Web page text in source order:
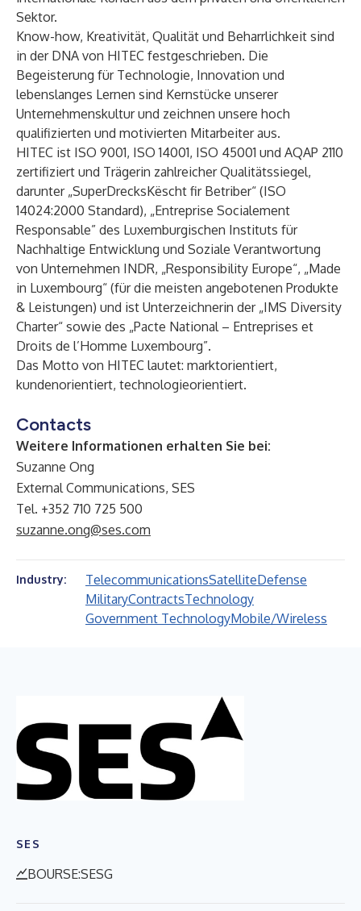
Sektor.
Know-how, Kreativität, Qualität und Beharrlichkeit sind
in der DNA von HITEC festgeschrieben. Die
Begeisterung für Technologie, Innovation und
lebenslanges Lernen sind Kernstücke unserer
Unternehmenskultur und zeichnen unsere hoch
qualifizierten und motivierten Mitarbeiter aus.
HITEC ist ISO 9001, ISO 14001, ISO 45001 und AQAP 2110
zertifiziert und Trägerin zahlreicher Qualitätssiegel,
darunter „SuperDrecksKëscht fir Betriber“ (ISO
14024:2000 Standard), „Entreprise Socialement
Responsable” des Luxemburgischen Instituts für
Nachhaltige Entwicklung und Soziale Verantwortung
von Unternehmen INDR, „Responsibility Europe“, „Made
in Luxembourg“ (für die meisten angebotenen Produkte
& Leistungen) und ist Unterzeichnerin der „IMS Diversity
Charter“ sowie des „Pacte National – Entreprises et
Droits de l’Homme Luxembourg”.
Das Motto von HITEC lautet: marktorientiert,
kundenorientiert, technologieorientiert.
Contacts
Weitere Informationen erhalten Sie bei:
Suzanne Ong
External Communications, SES
Tel. +352 710 725 500
suzanne.ong@ses.com
Industry: TelecommunicationsSatelliteDefense
MilitaryContractsTechnology
Government TechnologyMobile/Wireless
SES
BOURSE:SESG